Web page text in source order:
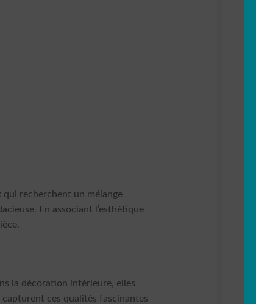
qui recherchent un mélange
En associant l’esthétique
la décoration intérieure, elles
ces qualités fascinantes